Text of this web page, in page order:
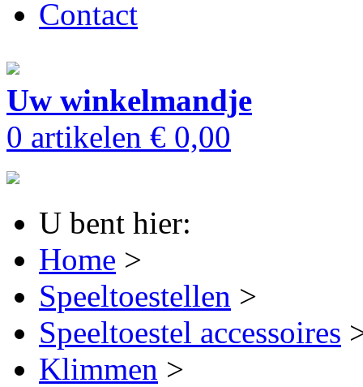
Contact
Uw winkelmandje
0 artikelen € 0,00
U bent hier:
Home >
Speeltoestellen >
Speeltoestel accessoires
Klimmen >